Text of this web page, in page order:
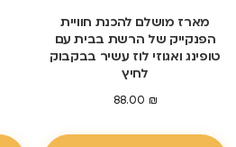
מארז מושלם להכנת חוויית
הפנקייק של הרשת בבית עם
טופינג ואגוזי לוז עשיר בבקבוק
לחיץ
88.00 ₪